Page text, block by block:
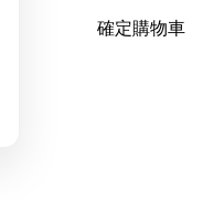
確定購物車